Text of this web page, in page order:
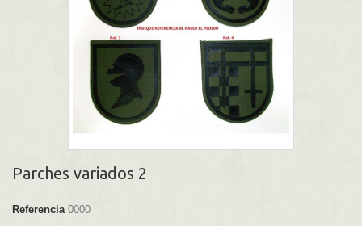
Parches variados 2
Referencia 0000